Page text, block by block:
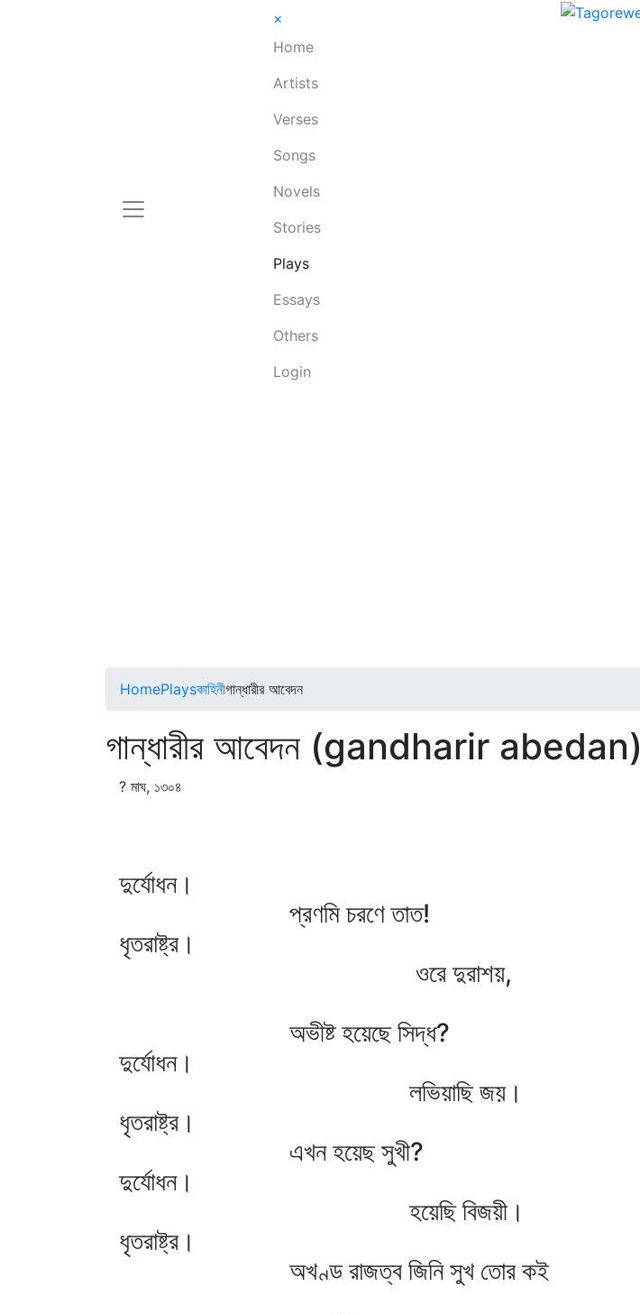
×
Home
Artists
Verses
Songs
Novels
Stories
Plays
Essays
Others
Login
HomePlaysকাহিনীগান্ধারীর আবেদন
গান্ধারীর আবেদন (gandharir abedan)
? মাঘ, ১৩০৪
দুর্যোধন।
প্রণমি চরণে তাত!
ধৃতরাষ্ট্র।
ওরে দুরাশয়,
অভীষ্ট হয়েছে সিদ্ধ?
দুর্যোধন।
লভিয়াছি জয়।
ধৃতরাষ্ট্র।
এখন হয়েছ সুখী?
দুর্যোধন।
হয়েছি বিজয়ী।
ধৃতরাষ্ট্র।
অখণ্ড রাজত্ব জিনি সুখ তোর কই